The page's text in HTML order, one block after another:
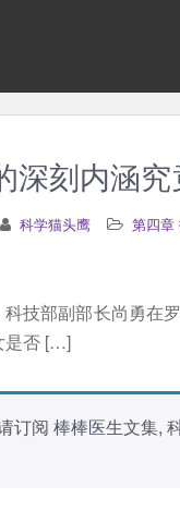
深刻内涵究
科学猫头鹰 第四章
技部副部长尚勇在
是否 […]
订阅 棒棒医生文集,